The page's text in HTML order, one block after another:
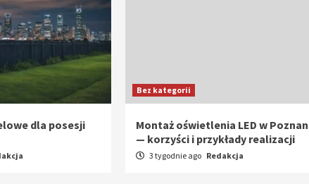
dla posesji
Bez kategorii
Montaż oświetlenia LED w
— korzyści i przykłady realizacji
3 tygodnie ago Redakcja